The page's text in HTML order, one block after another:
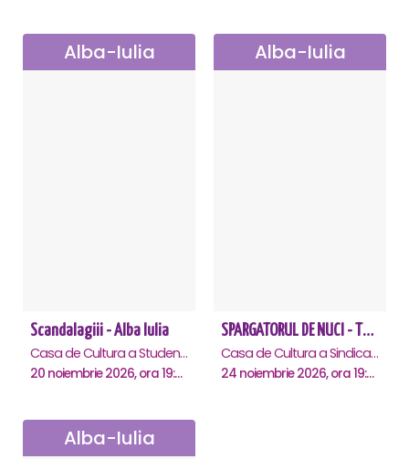
Alba-Iulia
Scandalagiii - Alba Iulia
Casa de Cultura a Studentilor, Alba-Iulia
20 noiembrie 2026, ora 19:00
Alba-Iulia
SPARGATORUL DE NUCI - Turneu National - Alba Iulia
Casa de Cultura a Sindicatelor , Alba-Iulia
24 noiembrie 2026, ora 19:00
Alba-Iulia